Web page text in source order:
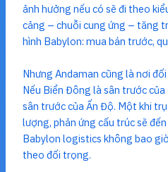
ảnh hưởng nếu có sẽ đi theo
cảng – chuỗi cung ứng – tăng
hình Babylon: mua bán trước,
Nhưng Andaman cũng là nơi
Nếu Biển Đông là sân trước
sân trước của Ấn Độ. Một khi
lượng, phản ứng cấu trúc sẽ
Babylon logistics không bao
theo đối trọng.